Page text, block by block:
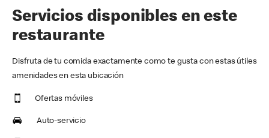
Servicios disponibles en este
restaurante
Disfruta de tu comida exactamente como te gusta con estas útiles
amenidades en esta ubicación
Ofertas móviles
Auto-servicio